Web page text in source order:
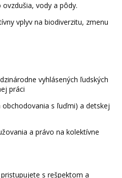
vody a pôdy.
vplyv na biodiverzitu, zmenu
vyhlásených ľudských
práci
s ľuďmi) ​​a detskej
a právo na kolektívne
s rešpektom a